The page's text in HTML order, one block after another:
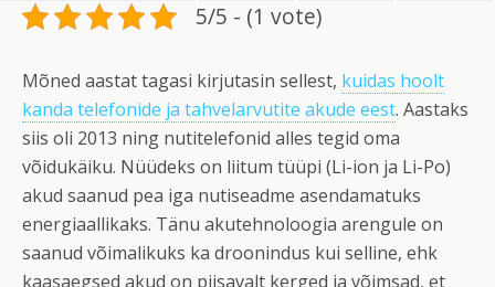
5/5 - (1 vote)
Mõned aastat tagasi kirjutasin sellest, kuidas hoolt
kanda telefonide ja tahvelarvutite akude eest. Aastaks
siis oli 2013 ning nutitelefonid alles tegid oma
võidukäiku. Nüüdeks on liitum tüüpi (Li-ion ja Li-Po)
akud saanud pea iga nutiseadme asendamatuks
energiaallikaks. Tänu akutehnoloogia arengule on
saanud võimalikuks ka droonindus kui selline, ehk
kaasaegsed akud on piisavalt kerged ja võimsad, et